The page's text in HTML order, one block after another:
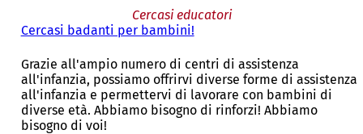
n
a
n
u
o
Cercasi educatori
Cercasi badanti per bambini!
Grazie all'ampio numero di centri di assistenza
all'infanzia, possiamo offrirvi diverse forme di assistenza
all'infanzia e permettervi di lavorare con bambini di
diverse età. Abbiamo bisogno di rinforzi! Abbiamo
bisogno di voi!